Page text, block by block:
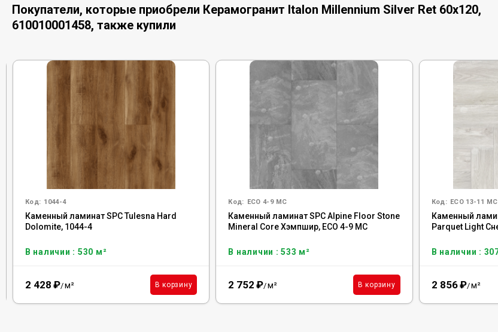
Покупатели, которые приобрели Керамогранит Italon Millennium Silver Ret 60x120,
610010001458, также купили
Код: 1044-4
Каменный ламинат SPC Tulesna Hard
Dolomite, 1044-4
В наличии : 530 м²
2 428 ₽/м² В корзину
Код: ECO 4-9 MC
Каменный ламинат SPC Alpine Floor Stone
Mineral Core Хэмпшир, ECO 4-9 MC
В наличии : 533 м²
2 752 ₽/м² В корзину
Код: ECO 13-11 MC
Каменный
Parquet Light
В наличии :
2 856₽/м²